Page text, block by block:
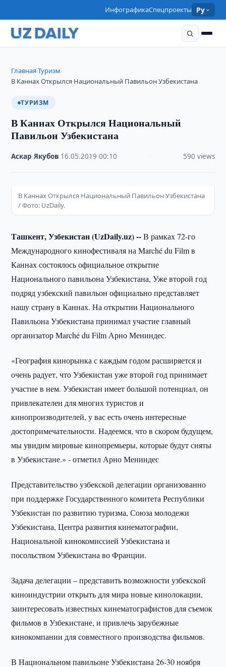
ИнфографикаСпецпроекты Ру
Главная›Туризм›
В Каннах Открылся Национальный Павильон Узбекистана
ТУРИЗМ
В Каннах Открылся Национальный
Павильон Узбекистана
Аскар Якубов 16.05.2019 ·00:10 590 views
В Каннах Открылся Национальный Павильон Узбекистана
/ Фото: UzDaily.
Ташкент, Узбекистан (UzDaily.uz) --В рамках 72-го
Международного кинофестиваля на Marché du Film в
Каннах состоялось официальное открытие
Национального павильона Узбекистана, Уже второй год
подряд узбекский павильон официально представляет
нашу страну в Каннах. На открытии Национального
Павильона Узбекистана принимал участие главный
организатор Marché du Film Арно Мениндес.
«География кинорынка с каждым годом расширяется и
очень радует, что Узбекистан уже второй год принимает
участие в нем. Узбекистан имеет большой потенциал, он
привлекателен для многих туристов и
кинопроизводителей, у вас есть очень интересные
достопримечательности. Надеемся, что в скором будущем,
мы увидим мировые кинопремьеры, которые будут сняты
в Узбекистане.» - отметил Арно Мениндес
Представительство узбекской делегации организованно
при поддержке Государственного комитета Республики
Узбекистан по развитию туризма, Союза молодежи
Узбекистана, Центра развития кинематографии,
Национальной кинокомиссией Узбекистана и
посольством Узбекистана во Франции.
Задача делегации – представить возможности узбекской
киноиндустрии открыть для мира новые кинолокации,
заинтересовать известных кинематографистов для съемок
фильмов в Узбекистане, и привлечь зарубежные
кинокомпании для совместного производства фильмов.
В Национальном павильоне Узбекистана 26-30 ноября